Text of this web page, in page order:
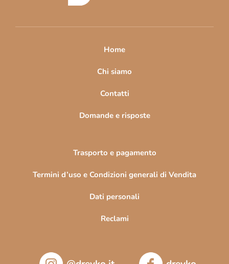
Home
Chi siamo
Contatti
Domande e risposte
Trasporto e pagamento
Termini d’uso e Condizioni generali di Vendita
Dati personali
Reclami